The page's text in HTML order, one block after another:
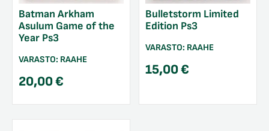
Batman Arkham
Asulum Game of the
Year Ps3
VARASTO: RAAHE
20,00€
Bulletstorm Limited
Edition Ps3
VARASTO: RAAHE
15,00€